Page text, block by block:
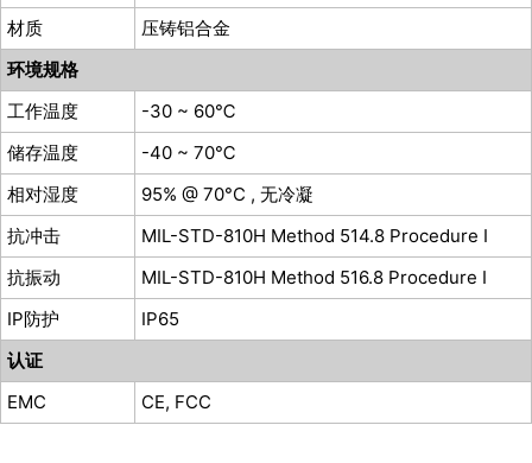
材质
压铸铝合金
环境规格
工作温度
-30 ~ 60℃
储存温度
-40 ~ 70℃
相对湿度
95% @ 70°C , 无冷凝
抗冲击
MIL-STD-810H Method 514.8 Procedure I
抗振动
MIL-STD-810H Method 516.8 Procedure I
IP防护
IP65
认证
EMC
CE, FCC